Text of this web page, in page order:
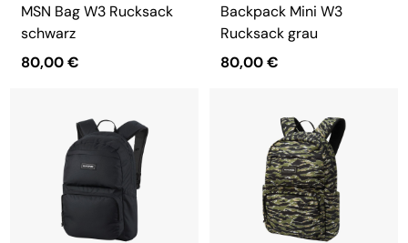
MSN Bag W3 Rucksack
schwarz
80,00 €
Backpack Mini W3
Rucksack grau
80,00 €